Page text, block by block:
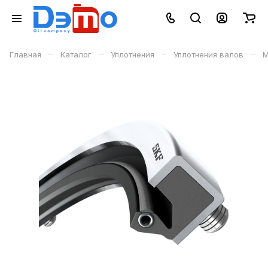
Главная – Каталог – Уплотнения – Уплотнения валов –